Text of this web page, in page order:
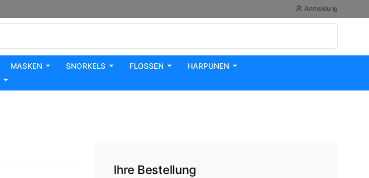
Anmeldung
MASKEN SNORKELS FLOSSEN
HARPUNEN
Ihre Bestellung